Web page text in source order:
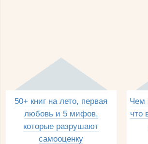
50+ книг на лето, первая
любовь и 5 мифов,
которые разрушают
самооценку
Чем
что